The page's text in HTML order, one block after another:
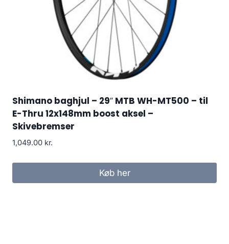
Shimano baghjul – 29″ MTB WH-MT500 – til
E-Thru 12x148mm boost aksel –
Skivebremser
1,049.00 kr.
Køb her